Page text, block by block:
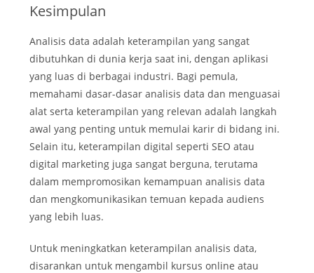
Kesimpulan
Analisis data adalah keterampilan yang sangat
dibutuhkan di dunia kerja saat ini, dengan aplikasi
yang luas di berbagai industri. Bagi pemula,
memahami dasar-dasar analisis data dan menguasai
alat serta keterampilan yang relevan adalah langkah
awal yang penting untuk memulai karir di bidang ini.
Selain itu, keterampilan digital seperti SEO atau
digital marketing juga sangat berguna, terutama
dalam mempromosikan kemampuan analisis data
dan mengkomunikasikan temuan kepada audiens
yang lebih luas.
Untuk meningkatkan keterampilan analisis data,
disarankan untuk mengambil kursus online atau